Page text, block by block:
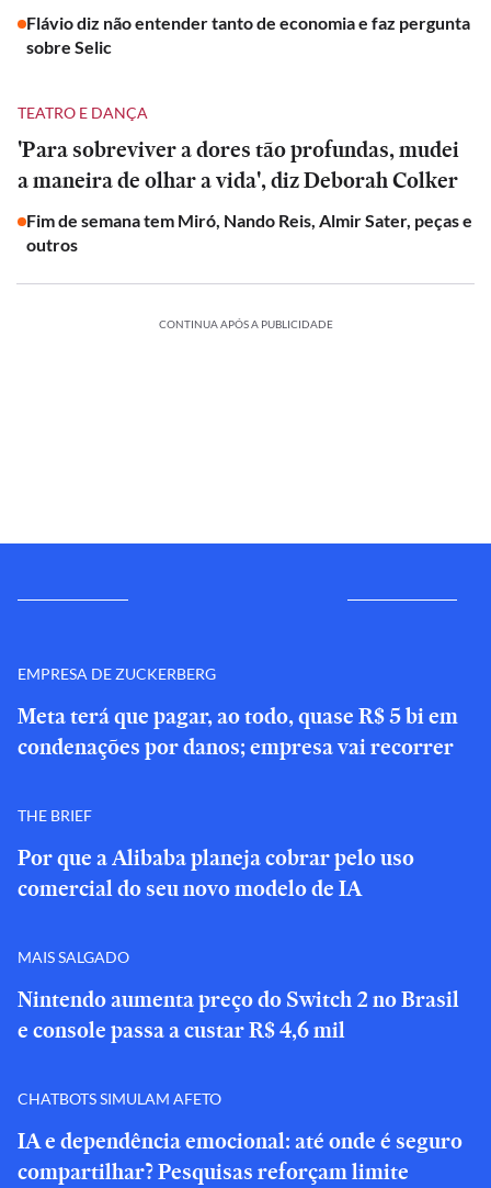
Flávio diz não entender tanto de economia e faz pergunta
sobre Selic
TEATRO E DANÇA
'Para sobreviver a dores tão profundas, mudei
a maneira de olhar a vida', diz Deborah Colker
Fim de semana tem Miró, Nando Reis, Almir Sater, peças e
outros
CONTINUA APÓS A PUBLICIDADE
EMPRESA DE ZUCKERBERG
Meta terá que pagar, ao todo, quase R$ 5 bi em
condenações por danos; empresa vai recorrer
THE BRIEF
Por que a Alibaba planeja cobrar pelo uso
comercial do seu novo modelo de IA
MAIS SALGADO
Nintendo aumenta preço do Switch 2 no Brasil
e console passa a custar R$ 4,6 mil
CHATBOTS SIMULAM AFETO
IA e dependência emocional: até onde é seguro
compartilhar? Pesquisas reforçam limite